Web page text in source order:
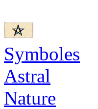
Symboles
Astral
Nature